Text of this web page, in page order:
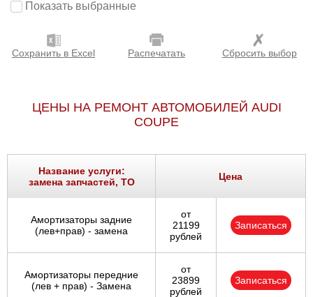
Оренбург
Петрозаводск
Ростов-на-Дону
Самара
Санкт-Петербург
Саратов
Солнцево
Показать выбранные
Сохранить в Excel Распечатать Сбросить выбор
ЦЕНЫ НА РЕМОНТ АВТОМОБИЛЕЙ AUDI
COUPE
Название услуги:
замена запчастей, ТО
Цена
Амортизаторы задние
(лев+прав) - замена
от
21199
рублей
Записаться
Амортизаторы передние
(лев + прав) - Замена
от
23899
рублей
Записаться